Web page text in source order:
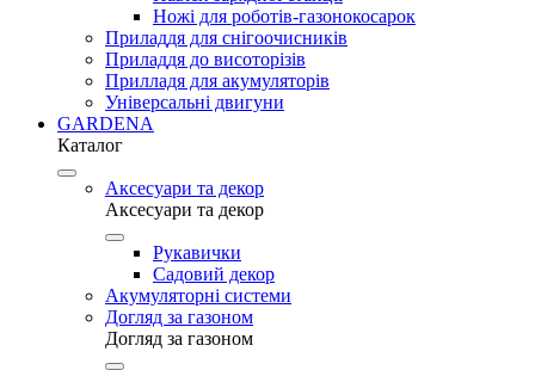
Ножі для роботів-газонокосарок
Приладдя для снігоочисників
Приладдя до висоторізів
Прилладя для акумуляторів
Універсальні двигуни
GARDENA
Каталог
Аксесуари та декор
Аксесуари та декор
Рукавички
Садовий декор
Акумуляторні системи
Догляд за газоном
Догляд за газоном